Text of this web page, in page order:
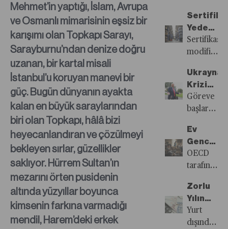
Mehmet’in yaptığı, İslam, Avrupa
ve Osmanlı mimarisinin eşsiz bir
karışımı olan Topkapı Sarayı,
Sarayburnu’ndan denize doğru
uzanan, bir kartal misali
İstanbul’u koruyan manevi bir
güç. Bugün dünyanın ayakta
kalan en büyük saraylarından
biri olan Topkapı, hâlâ bizi
heyecanlandıran ve çözülmeyi
bekleyen sırlar, güzellikler
saklıyor. Hürrem Sultan’ın
mezarını örten pusidenin
altında yüzyıllar boyunca
kimsenin farkına varmadığı
mendil, Harem’deki erkek
Kıskacı
yeni
yasama
dönemine
başladı.
Bu
dönemde
vergi
gündemi
da
önemli
bekleniyor.
zekâ
destekli
risk
analiz
Yedek
Parçalar
Trafifik
Tehdit
Ediyor
Sertifikasız
mal
güvenliğini
tehdit
ederken
bu
durumun
önüne
geçmesi
yetersiz
kalıyor.
Ukrayna
Krizinde
U
Göreve
başlarken
barış
vadeden
ABD
Başkanı
Donald
Trump,
şimdi
Kiev’e
Ev
Genci
OECD
tarafından
ve
OECD
ortalaması
14,1
Zorlu
Yılın
Son
Yurt
dışında